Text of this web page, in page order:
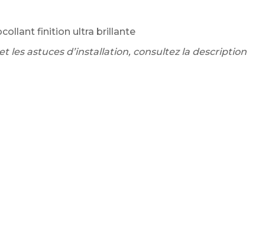
finition ultra brillante
les astuces d’installation, consultez la description